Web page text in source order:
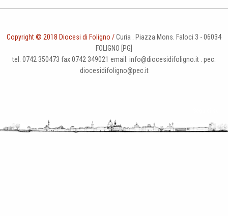
Copyright © 2018 Diocesi di Foligno /Curia . Piazza Mons. Faloci 3 - 06034
FOLIGNO [PG]
tel. 0742 350473 fax 0742 349021 email: info@diocesidifoligno.it . pec:
diocesidifoligno@pec.it